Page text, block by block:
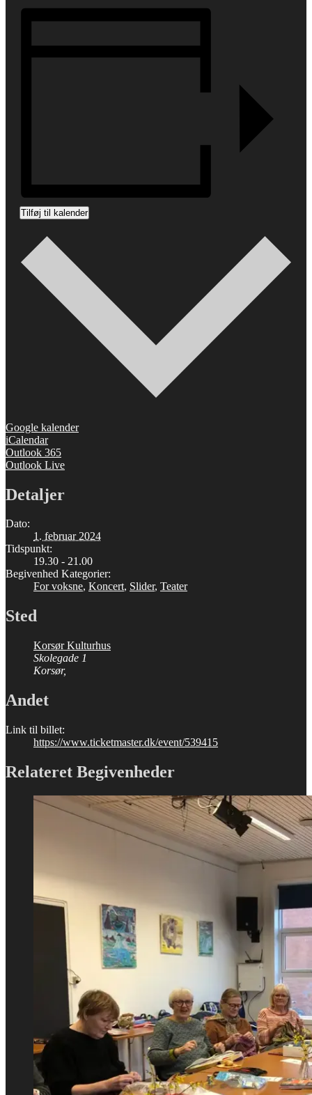
Tilføj til kalender
Google kalender
iCalendar
Outlook 365
Outlook Live
Detaljer
Dato:
1. februar 2024
Tidspunkt:
19.30 - 21.00
Begivenhed Kategorier:
For voksne, Koncert, Slider, Teater
Sted
Korsør Kulturhus
Skolegade 1
Korsør,
Andet
Link til billet:
https://www.ticketmaster.dk/event/539415
Relateret Begivenheder